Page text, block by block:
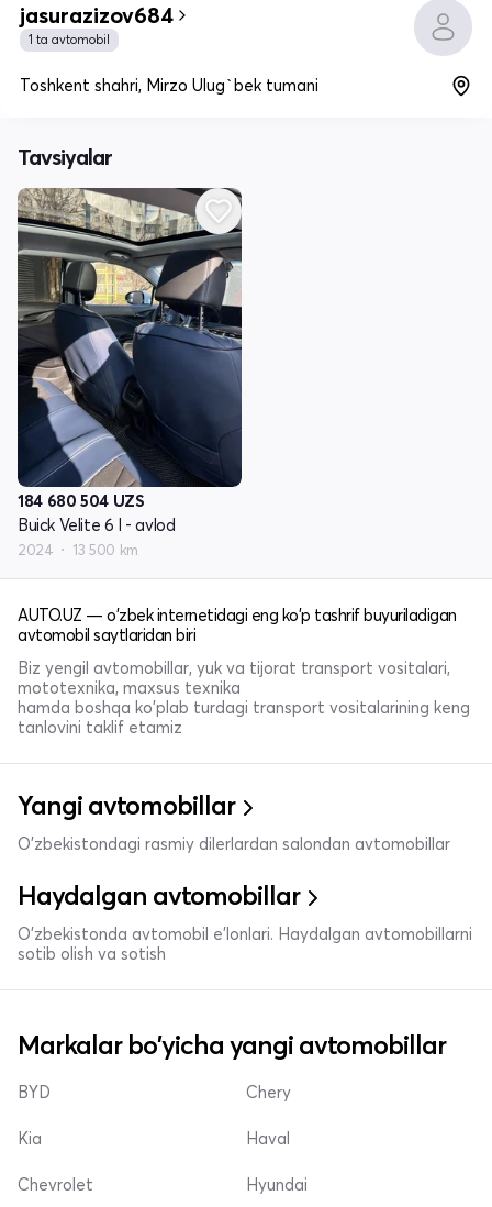
jasurazizov684
1 ta avtomobil
Toshkent shahri, Mirzo Ulug`bek tumani
Tavsiyalar
184 680 504 UZS
Buick Velite 6 I - avlod
2024 13 500 km
AUTO.UZ — o'zbek internetidagi eng ko'p tashrif buyuriladigan
avtomobil saytlaridan biri
Biz yengil avtomobillar, yuk va tijorat transport vositalari,
mototexnika, maxsus texnika
hamda boshqa ko'plab turdagi transport vositalarining keng
tanlovini taklif etamiz
Yangi avtomobillar
O'zbekistondagi rasmiy dilerlardan salondan avtomobillar
Haydalgan avtomobillar
O'zbekistonda avtomobil e’lonlari. Haydalgan avtomobillarni
sotib olish va sotish
Markalar bo'yicha yangi avtomobillar
BYD
Kia
Chevrolet
Chery
Haval
Hyundai